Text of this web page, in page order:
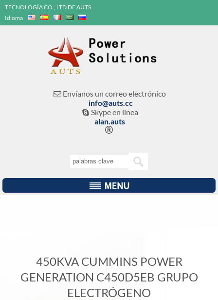
TECNOLOGÍA CO., LTD DE AUTS
Idioma
 Envíanos un correo electrónico
info@auts.cc
 Skype en línea
alan.auts

450KVA CUMMINS POWER
GENERATION C450D5EB GRUPO
ELECTRÓGENO